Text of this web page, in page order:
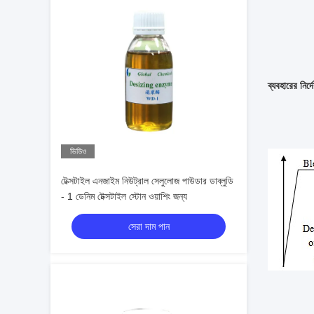
ভিডিও
টেক্সটাইল এনজাইম নিউট্রাল সেলুলোজ পাউডার ডাব্লুডি
- 1 ডেনিম টেক্সটাইল স্টোন ওয়াশিং জন্য
সেরা দাম পান
ব্যবহারের